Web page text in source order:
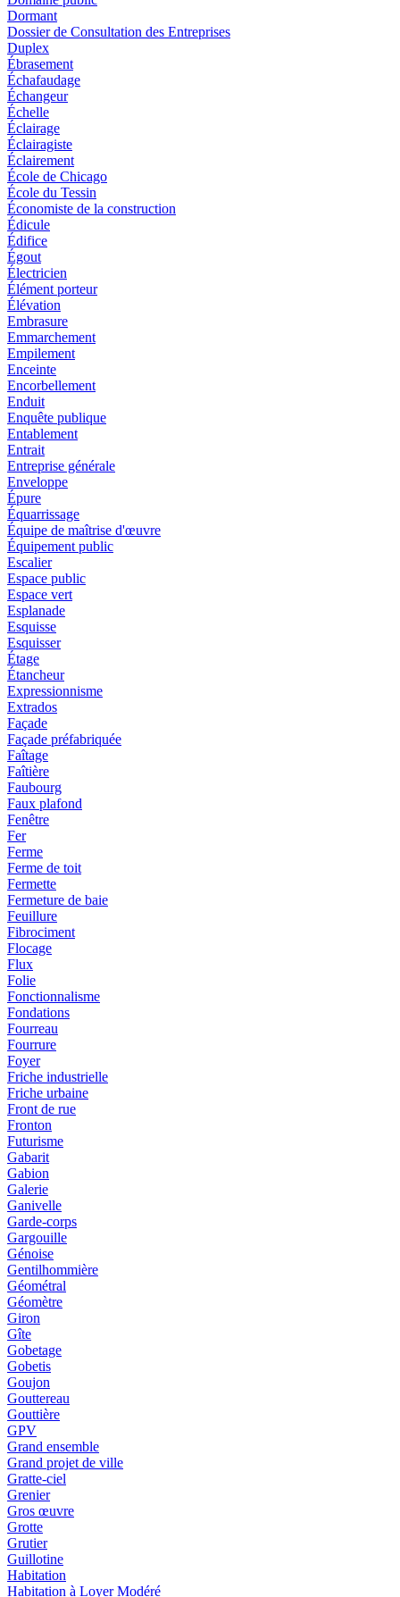
Dormant
Dossier de Consultation des Entreprises
Duplex
Ébrasement
Échafaudage
Échangeur
Échelle
Éclairage
Éclairagiste
Éclairement
École de Chicago
École du Tessin
Économiste de la construction
Édicule
Édifice
Égout
Électricien
Élément porteur
Élévation
Embrasure
Emmarchement
Empilement
Enceinte
Encorbellement
Enduit
Enquête publique
Entablement
Entrait
Entreprise générale
Enveloppe
Épure
Équarrissage
Équipe de maîtrise d'œuvre
Équipement public
Escalier
Espace public
Espace vert
Esplanade
Esquisse
Esquisser
Étage
Étancheur
Expressionnisme
Extrados
Façade
Façade préfabriquée
Faîtage
Faîtière
Faubourg
Faux plafond
Fenêtre
Fer
Ferme
Ferme de toit
Fermette
Fermeture de baie
Feuillure
Fibrociment
Flocage
Flux
Folie
Fonctionnalisme
Fondations
Fourreau
Fourrure
Foyer
Friche industrielle
Friche urbaine
Front de rue
Fronton
Futurisme
Gabarit
Gabion
Galerie
Ganivelle
Garde-corps
Gargouille
Génoise
Gentilhommière
Géométral
Géomètre
Giron
Gîte
Gobetage
Gobetis
Goujon
Gouttereau
Gouttière
GPV
Grand ensemble
Grand projet de ville
Gratte-ciel
Grenier
Gros œuvre
Grotte
Grutier
Guillotine
Habitation
Habitation à Loyer Modéré